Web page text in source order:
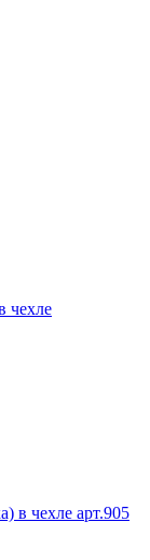
чехле
в чехле арт.905